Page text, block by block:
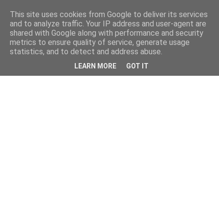
This site uses cookies from Google to deliver its services
and to analyze traffic. Your IP address and user-agent are
shared with Google along with performance and security
metrics to ensure quality of service, generate usage
statistics, and to detect and address abuse.
LEARN MORE GOT IT